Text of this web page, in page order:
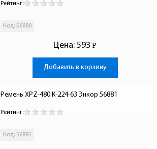
Рейтинг:
Код: 56880
Цена: 593 Р
-
Добавить в корзину
Ремень XPZ-480 К-224-63 Энкор 56881
Рейтинг:
Код: 56881